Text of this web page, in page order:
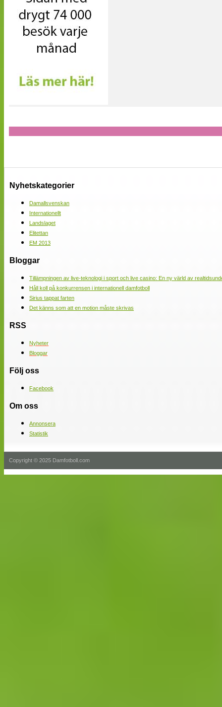
Nyhetskategorier
Damallsvenskan
Internationellt
Landslaget
Elitettan
EM 2013
Bloggar
Tillämpningen av live-teknologi i sport och live casino: En ny värld av
Håll koll på konkurrensen i internationell damfotboll
Sirius tappat farten
Det känns som att en motion måste skrivas
RSS
Nyheter
Bloggar
Följ oss
Facebook
Om oss
Annonsera
Statistik
Copyright © 2025 Damfotboll.com